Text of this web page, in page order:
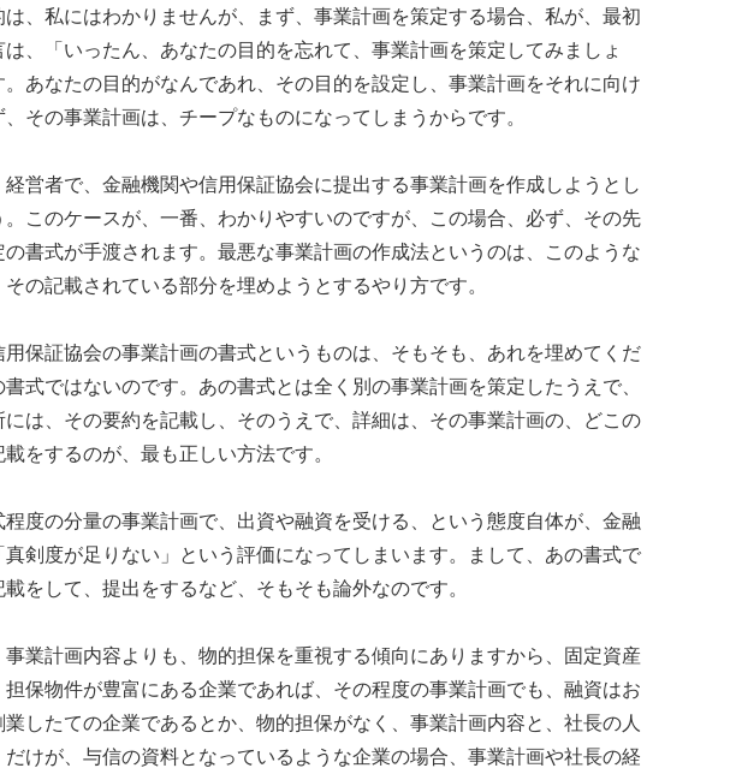
、私にはわかりませんが、まず、事業計画を策定する場合、私が、最初
、「いったん、あなたの目的を忘れて、事業計画を策定してみましょ
あなたの目的がなんであれ、その目的を設定し、事業計画をそれに向け
その事業計画は、チープなものになってしまうからです。
営者で、金融機関や信用保証協会に提出する事業計画を作成しようとし
このケースが、一番、わかりやすいのですが、この場合、必ず、その先
書式が手渡されます。最悪な事業計画の作成法というのは、このような
の記載されている部分を埋めようとするやり方です。
用保証協会の事業計画の書式というものは、そもそも、あれを埋めてくだ
式ではないのです。あの書式とは全く別の事業計画を策定したうえで、
は、その要約を記載し、そのうえで、詳細は、その事業計画の、どこの
をするのが、最も正しい方法です。
度の分量の事業計画で、出資や融資を受ける、という態度自体が、金融
剣度が足りない」という評価になってしまいます。まして、あの書式で
をして、提出をするなど、そもそも論外なのです。
業計画内容よりも、物的担保を重視する傾向にありますから、固定資産
保物件が豊富にある企業であれば、その程度の事業計画でも、融資はお
したての企業であるとか、物的担保がなく、事業計画内容と、社長の人
けが、与信の資料となっているような企業の場合、事業計画や社長の経